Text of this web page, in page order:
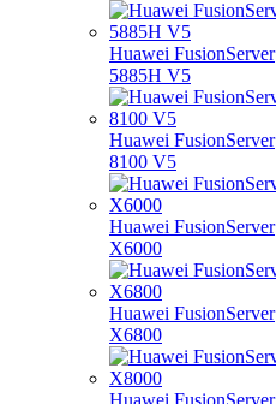
Huawei FusionServer
5885H V5
Huawei FusionServer
8100 V5
Huawei FusionServer
X6000
Huawei FusionServer
X6800
Huawei FusionServer